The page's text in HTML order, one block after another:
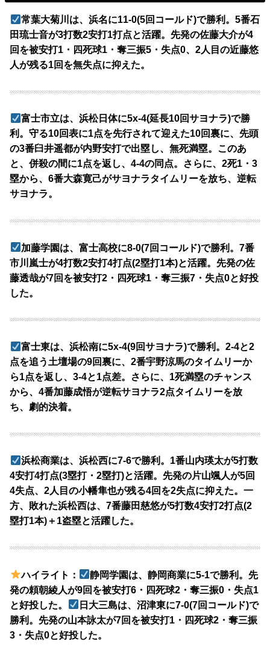
常葉大菊川は、浜名に11-0(5回コールド)で勝利。5番石
田琉士音が3打数2安打1打点と活躍。先発の佐藤大介が4
回を被安打1・四死球1・奪三振5・失点0、2人目の近藤悠
人が残る1回を無失点に抑えた。
富士市立は、浜松日体に5x-4(延長10回サヨナラ)で勝
利。守る10回表に1点を先行されて迎えた10回裏に、先頭
の3番臼井遥都が内野安打で出塁し、無死満塁。このあ
と、併殺の間に1点を返し、4-4の同点。さらに、2死1・3
塁から、6番大森寛己がサヨナラタイムリーを放ち、逆転
サヨナラ。
加藤学園は、富士高校に8-0(7回コールド)で勝利。7番
市川嵐士が4打数2安打4打点(2塁打1本)と活躍。先発の佐
藤透哉が7回を被安打2・四死球1・奪三振7・失点0と好投
した。
富士東は、浜松南に5x-4(9回サヨナラ)で勝利。2-4と2
点を追う土壇場の9回裏に、2番宇野涼馬のタイムリーか
ら1点を返し、3-4と1点差。さらに、1死満塁のチャンス
から、4番加藤成悟が逆転サヨナラ2点タイムリーを放
ち、劇的決着。
浜松商業は、浜松西に7-6で勝利。1番山内瑛太が5打数
4安打4打点(3塁打・2塁打)と活躍。先発の片山颯人が5回
4失点、2人目の小幡隼也が残る4回を2失点に抑えた。一
方、敗れた浜松西は、7番藤田慈悠が5打数4安打2打点(2
塁打1本)＋1盗塁と活躍した。
ハイライト：
静岡学園は、静岡商業に5-1で勝利。先
発の頼朝綾人が9回を被安打6・四死球2・奪三振0・失点1
と好投した。
日大三島は、沼津東に7-0(7回コールド)で
勝利。先発の山本詠太が7回を被安打1・四死球2・奪三振
3・失点0と好投した。